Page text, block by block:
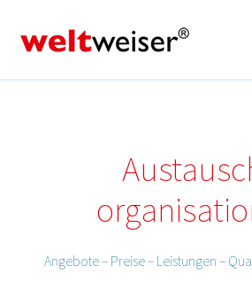
springen
Angebote – Preise – Leistungen –